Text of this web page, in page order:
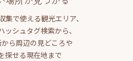
集で使える観光エリア、
ッシュタグ検索から、
ら周辺の見どころや
探せる現在地まで